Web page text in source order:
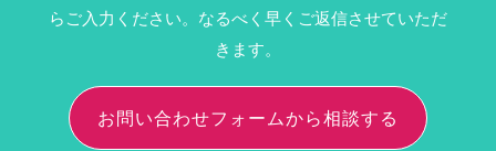
らご入力ください。なるべく早くご返信させていただ
きます。
お問い合わせフォームから相談する